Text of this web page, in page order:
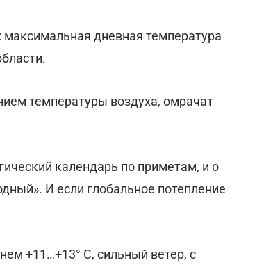
дневная температура
температуры воздуха, омрачат
календарь по приметам, и о
И если глобальное потепление
+11…+13° С, сильный ветер, с